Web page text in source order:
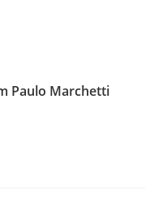
Paulo Marchetti